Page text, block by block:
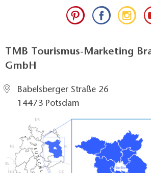
TMB Tourismus-Marketing
GmbH
Babelsberger Straße 26
14473 Potsdam